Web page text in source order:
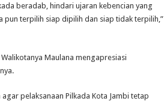
beradab, hindari ujaran kebencian yang
pun terpilih siap dipilih dan siap tidak terpilih,”
Maulana mengapresiasi
pelaksanaan Pilkada Kota Jambi tetap